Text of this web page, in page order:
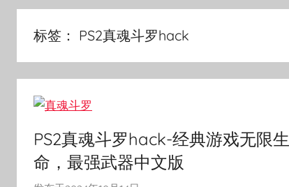
标签： PS2真魂斗罗hack
PS2真魂斗罗hack-经典游戏无限生
命，最强武器中文版